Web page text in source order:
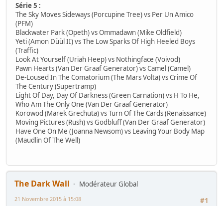
Série 5 :
The Sky Moves Sideways (Porcupine Tree) vs Per Un Amico
(PFM)
Blackwater Park (Opeth) vs Ommadawn (Mike Oldfield)
Yeti (Amon Düül II) vs The Low Sparks Of High Heeled Boys
(Traffic)
Look At Yourself (Uriah Heep) vs Nothingface (Voivod)
Pawn Hearts (Van Der Graaf Generator) vs Camel (Camel)
De-Loused In The Comatorium (The Mars Volta) vs Crime Of
The Century (Supertramp)
Light Of Day, Day Of Darkness (Green Carnation) vs H To He,
Who Am The Only One (Van Der Graaf Generator)
Korowod (Marek Grechuta) vs Turn Of The Cards (Renaissance)
Moving Pictures (Rush) vs Godbluff (Van Der Graaf Generator)
Have One On Me (Joanna Newsom) vs Leaving Your Body Map
(Maudlin Of The Well)
The Dark Wall
Modérateur Global
#1
21 Novembre 2015 à 15:08